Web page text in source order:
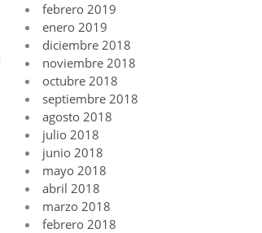
febrero 2019
enero 2019
diciembre 2018
noviembre 2018
octubre 2018
septiembre 2018
agosto 2018
julio 2018
junio 2018
mayo 2018
abril 2018
marzo 2018
febrero 2018